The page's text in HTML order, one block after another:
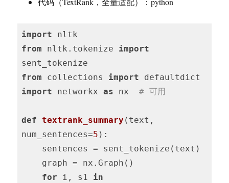
import
from nltk.tokenize import
from collections import
import networkx as nx # 可用
def textrank_summary (text,
num_sentences=5 ) :
for i, s1 in